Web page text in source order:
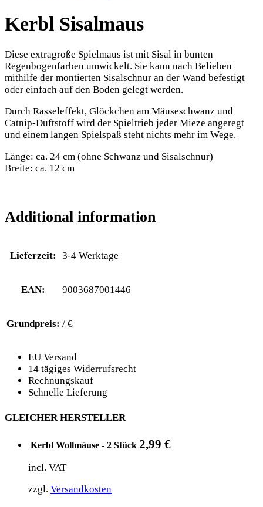
Kerbl Sisalmaus
Diese extragroße Spielmaus ist mit Sisal in bunten
Regenbogenfarben umwickelt. Sie kann nach Belieben
mithilfe der montierten Sisalschnur an der Wand befestigt
oder einfach auf den Boden gelegt werden.
Durch Rasseleffekt, Glöckchen am Mäuseschwanz und
Catnip-Duftstoff wird der Spieltrieb jeder Mieze angeregt
und einem langen Spielspaß steht nichts mehr im Wege.
Länge: ca. 24 cm (ohne Schwanz und Sisalschnur)
Breite: ca. 12 cm
Additional information
Lieferzeit: 3-4 Werktage
EAN: 9003687001446
Grundpreis: / €
EU Versand
14 tägiges Widerrufsrecht
Rechnungskauf
Schnelle Lieferung
GLEICHER HERSTELLER
Kerbl Wollmäuse - 2 Stück 2,99 €
incl. VAT
zzgl. Versandkosten